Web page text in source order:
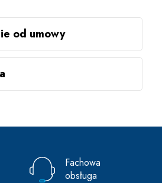
od umowy
Fachowa
obsługa